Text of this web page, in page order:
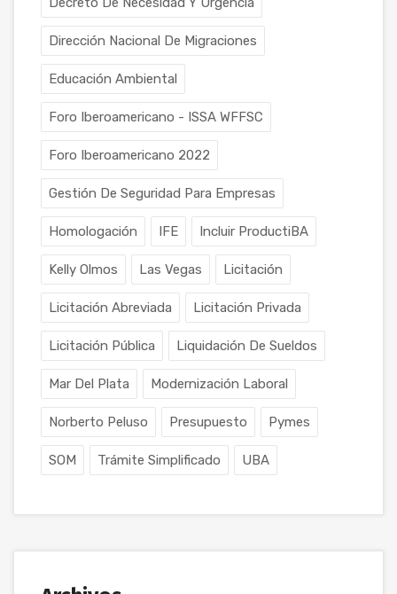
Dirección Nacional De Migraciones
Educación Ambiental
Foro Iberoamericano - ISSA WFFSC
Foro Iberoamericano 2022
Gestión De Seguridad Para Empresas
Homologación IFE Incluir ProductiBA
Kelly Olmos Las Vegas Licitación
Licitación Abreviada Licitación Privada
Licitación Pública Liquidación De Sueldos
Mar Del Plata Modernización Laboral
Norberto Peluso Presupuesto Pymes
SOM Trámite Simplificado UBA